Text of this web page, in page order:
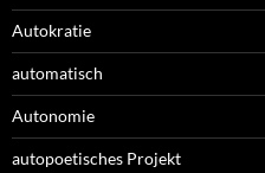
Autokratie
automatisch
Autonomie
autopoetisches Projekt